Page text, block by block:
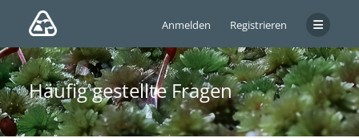
Anmelden Registrieren
Häufig gestellte Fragen